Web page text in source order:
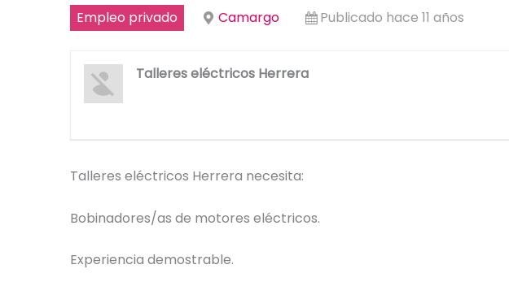
Empleo privado Camargo Publicado hace 11 años
Talleres eléctricos Herrera
Talleres eléctricos Herrera necesita:
Bobinadores/as de motores eléctricos.
Experiencia demostrable.